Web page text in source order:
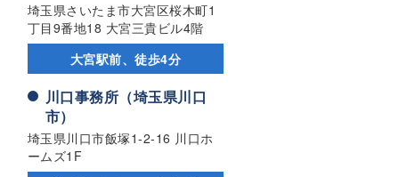
埼玉県さいたま市大宮区桜木町1
丁目9番地18 大宮三貴ビル4階
大宮駅前、徒歩4分
川口事務所（埼玉県川口
市）
埼玉県川口市飯塚1-2-16 川口ホ
ームズ1F